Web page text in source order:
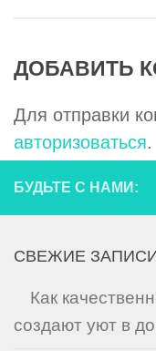
ДОБАВИТЬ
Для отправки
авторизоваться.
БУДЬТЕ С НАМИ:
СВЕЖИЕ
Как
создают уют в